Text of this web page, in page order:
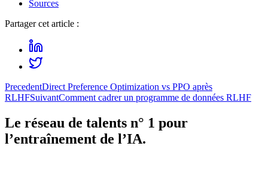
Sources
Partager cet article :
PrecedentDirect Preference Optimization vs PPO après
RLHFSuivantComment cadrer un programme de données RLHF
Le réseau de talents n° 1 pour
l’entraînement de l’IA.